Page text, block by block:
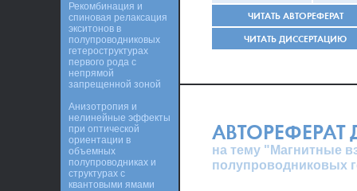
ЧИТАТЬ АВТОРЕФЕРАТ
ЧИТАТЬ ДИССЕРТАЦИЮ
АВТОРЕФЕРАТ
на тему "Магнитные
полупроводниковых
Рекомбинация и
спиновая релаксация
экситонов в
полупроводниковых
гетероструктурах
первого рода с
непрямой
запрещенной зоной
Анизотропия и
нелинейные эффекты
при оптической
ориентации в
объемных
полупроводниках и
структурах с
квантовыми ямами